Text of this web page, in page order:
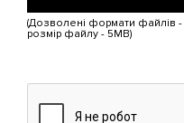
(Дозволені формати файлів
розмір файлу - 5MB)
5
МБ.
pdf,
doc,